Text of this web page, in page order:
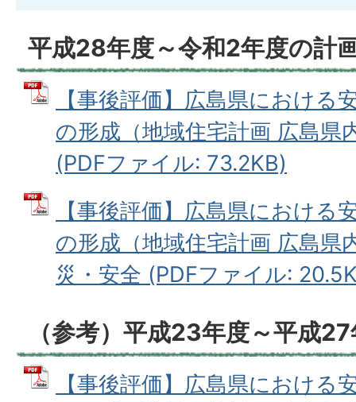
平成28年度～令和2年度の計
【事後評価】広島県における
の形成（地域住宅計画 広島県
(PDFファイル: 73.2KB)
【事後評価】広島県における
の形成（地域住宅計画 広島県
災・安全 (PDFファイル:
（参考）平成23年度～平成
【事後評価】広島県における